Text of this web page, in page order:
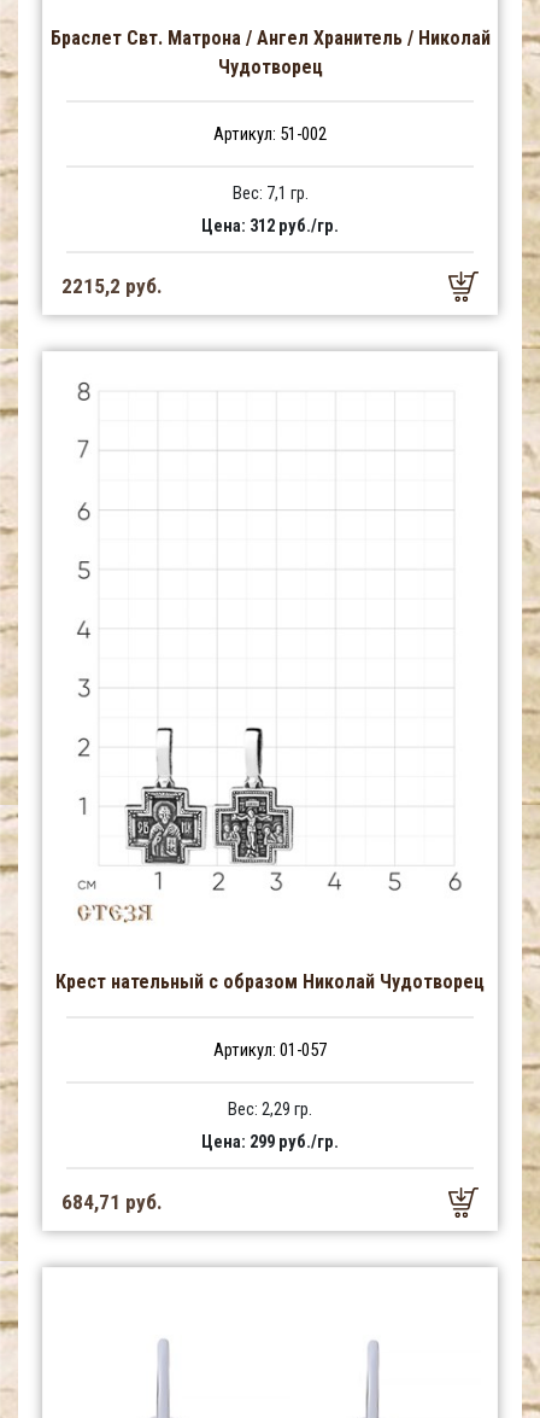
Браслет Свт. Матрона / Ангел Хранитель / Николай
Чудотворец
Артикул: 51-002
Вес: 7,1 гр.
Цена: 312 руб./гр.
2215,2 руб.
Крест нательный с образом Николай Чудотворец
Артикул: 01-057
Вес: 2,29 гр.
Цена: 299 руб./гр.
684,71 руб.